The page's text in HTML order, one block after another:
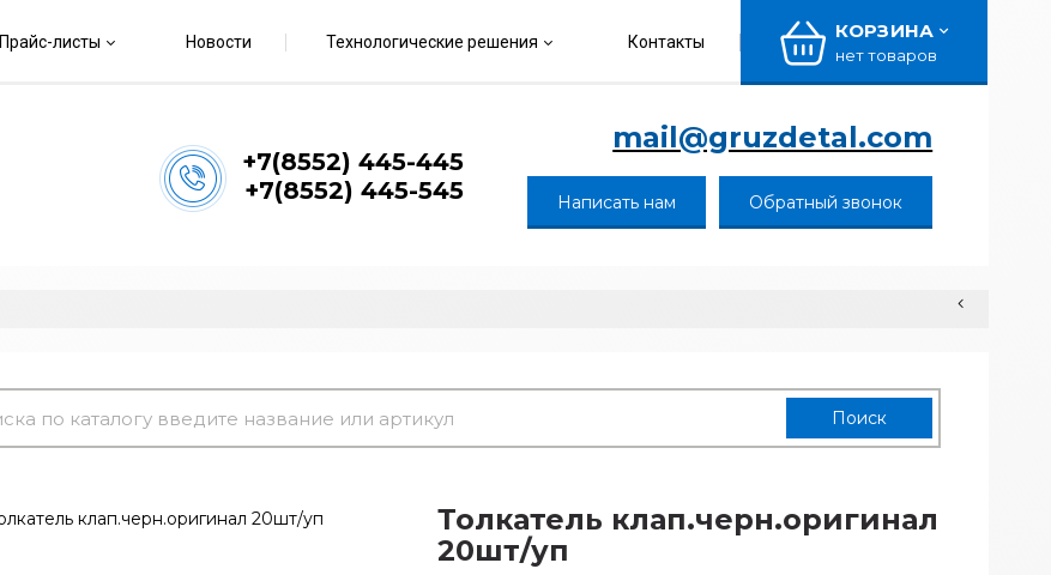
Прайс-листы Новости Технологические решения Контакты КОРЗИНА
нет товаров
+7(8552) 445-445
+7(8552) 445-545
mail@gruzdetal.com
Написать нам Обратный звонок
Толкатель клап.черн.оригинал
20шт/уп